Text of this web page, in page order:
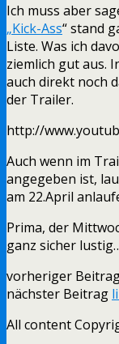
Ich muss aber
„Kick-Ass“ stand
Liste. Was ich
ziemlich gut aus.
auch direkt noch
der Trailer.
http://
Auch wenn im
angegeben ist,
am 22.April
Prima, der
ganz sicher
vorheriger
nächster Beitrag
All content